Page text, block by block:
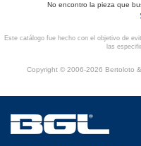
No encontro la pieza que
Este catálogo fue hecho con el objetivo de
las
Copyright © 2006-2026 Bertoloto